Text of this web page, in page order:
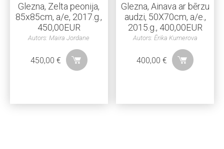
Glezna, Zelta peonija,
85x85cm, a/e, 2017.g.,
450,00EUR
Autors: Maira Jordane
450,00 €
Glezna, Ainava ar bērzu
audzi, 50X70cm, a/e.,
2015.g., 400,00EUR
Autors: Ērika Kumerova
400,00€